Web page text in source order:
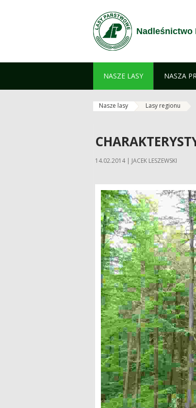
Nadleśnictwo
NASZE LASY NASZA
Nasze lasy Lasy regionu
14.02.2014 | JACEK LESZEWSKI